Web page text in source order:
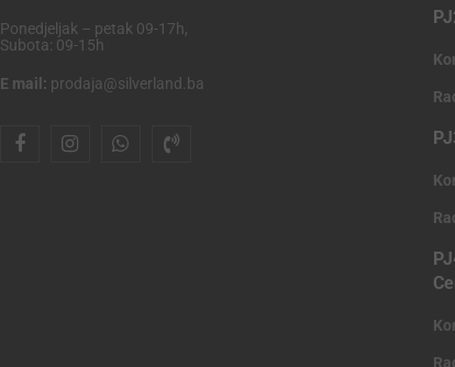
Ponedjeljak – petak 09-17h,
Subota: 09-15h
E mail: prodaja@silverland.ba